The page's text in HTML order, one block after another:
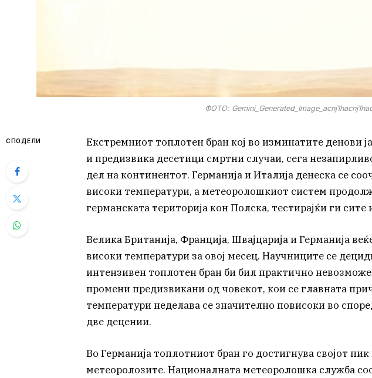
ФОТО:
СПОДЕЛИ
Екстремниот топлотен бран кој во изминатите денови
и предизвика десетици смртни случаи, сега
дел на континентот. Германија и Италија денеска се
високи температури, а метеоролошкиот систем
германската територија кон Полска, тестирајќи ги
Велика Британија, Франција, Швајцарија и Германија
високи температури за овој месец. Научниците се
интензивен топлотен бран би бил практично
промени предизвикани од човекот, кои се главната
температури неделава се значително повисоки во
две децении.
Во Германија топлотниот бран го достигнува својот
метеоролозите. Националната метеоролошка служба